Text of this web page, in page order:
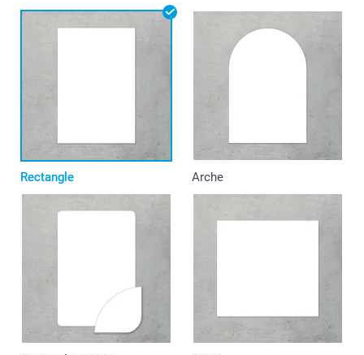
Rectangle Arche